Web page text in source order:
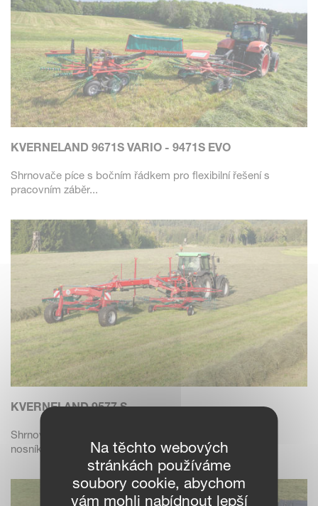
KVERNELAND 9671S VARIO - 9471S EVO
Shrnovače píce s bočním řádkem pro flexibilní řešení s
pracovním záběr...
KVERNELAND 9577 S
Shrnovač píce Kverneland 9577 S s bočním řádkem,
nosníkovým rámem a pr...Na těchto webových
stránkách používáme
soubory cookie, abychom
vám mohli nabídnout lepší